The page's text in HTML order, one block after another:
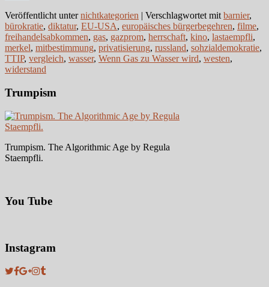
Veröffentlicht unter nichtkategorien | Verschlagwortet mit barnier,
bürokratie, diktatur, EU-USA, europäisches bürgerbegehren, filme,
freihandelsabkommen, gas, gazprom, herrschaft, kino, lastaempfli,
merkel, mitbestimmung, privatisierung, russland, sohzialdemokratie,
TTIP, vergleich, wasser, Wenn Gas zu Wasser wird, westen,
widerstand
Trumpism
Trumpism. The Algorithmic Age by Regula
Staempfli.
You Tube
Instagram